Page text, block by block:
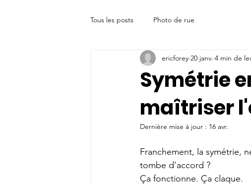
Tous les posts Photo de rue
Symétrie
maîtriser
ericforey 20 janv. 4 min de
Dernière mise à jour : 16 avr.
Franchement, la symétrie,
tombe d’accord ?
Ça fonctionne. Ça claque.